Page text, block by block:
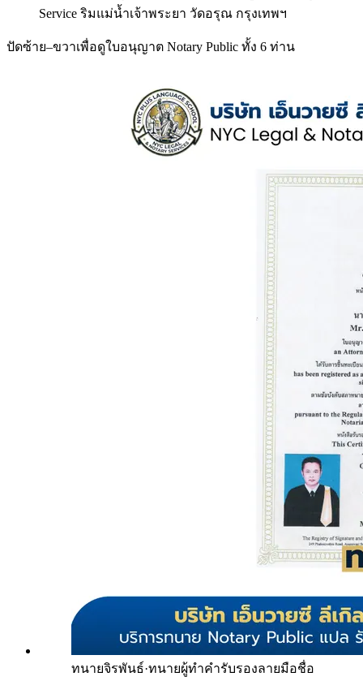
Service ริมแม่น้ำเจ้าพระยา วัดอรุณ กรุงเทพฯ
ปัดซ้าย–ขวาเพื่อดูใบอนุญาต Notary Public ทั้ง 6 ท่าน
ทนายจิรพันธ์·ทนายผู้ทำคำรับรองลายมือชื่อ